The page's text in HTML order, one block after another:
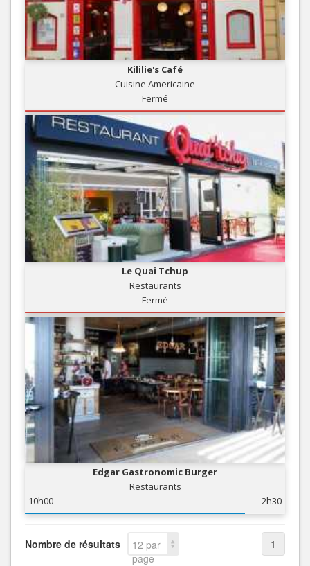
Kililie's Café
Cuisine Americaine
Fermé
Le Quai Tchup
Restaurants
Fermé
Edgar Gastronomic Burger
Restaurants
10h00
2h30
Nombre de résultats
12 par
page
1